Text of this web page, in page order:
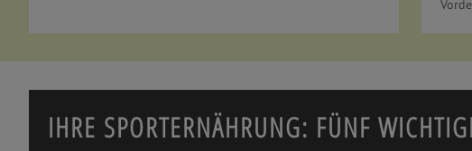
IHRE SPORTERNÄHRUNG: FÜNF